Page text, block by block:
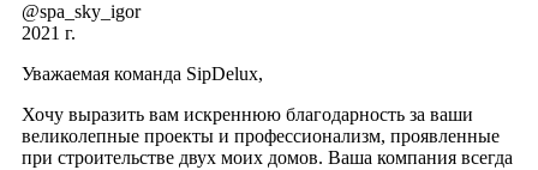
@spa_sky_igor
2021 г.
Уважаемая команда SipDelux,
Хочу выразить вам искреннюю благодарность за ваши
великолепные проекты и профессионализм, проявленные
при строительстве двух моих домов. Ваша компания всегда